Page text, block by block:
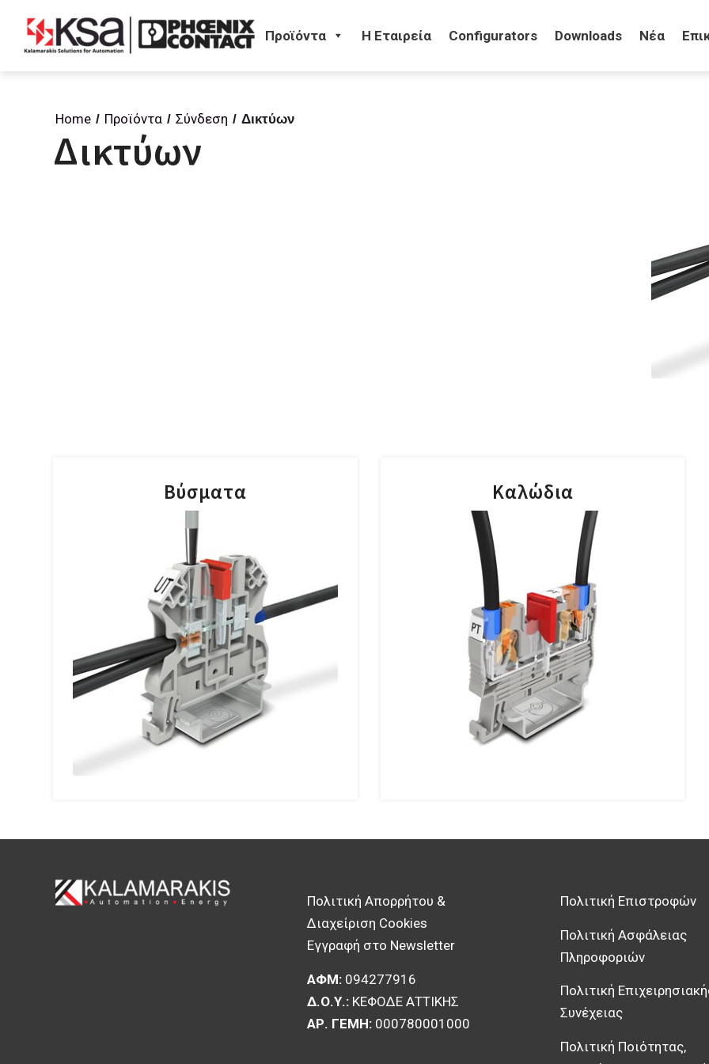
Προϊόντα H Eταιρεία Configurators Downloads Νέα
Home / Προϊόντα / Σύνδεση / Δικτύων
Δικτύων
Βύσματα Καλώδια
Πολιτική Απορρήτου &
Διαχείριση Cookies
Εγγραφή στο Newsletter
ΑΦΜ:094277916
Δ.Ο.Υ.:ΚΕΦΟΔΕ ΑΤΤΙΚΗΣ
ΑΡ. ΓΕΜΗ:000780001000
Πολιτική Επιστροφών
Πολιτική Ασφάλειας
Πληροφοριών
Πολιτική
Συνέχειας
Πολιτική Ποιότητας,